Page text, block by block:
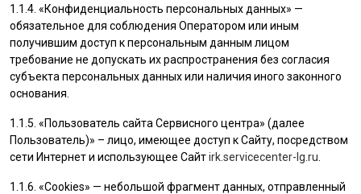
1.1.4. «Конфиденциальность персональных данных» —
обязательное для соблюдения Оператором или иным
получившим доступ к персональным данным лицом
требование не допускать их распространения без согласия
субъекта персональных данных или наличия иного законного
основания.
1.1.5. «Пользователь сайта Сервисного центра» (далее
Пользователь)» – лицо, имеющее доступ к Сайту, посредством
сети Интернет и использующее Сайтirk.servicecenter-lg.ru
1.1.6. «Cookies» — небольшой фрагмент данных, отправленный